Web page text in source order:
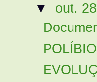
▼ out. 28